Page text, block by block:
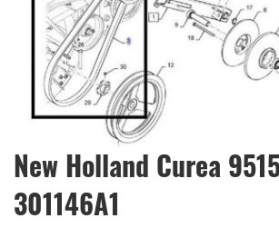
Skip
to
the
beginning
New Holland Curea
301146A1